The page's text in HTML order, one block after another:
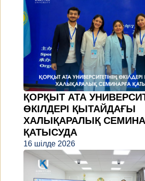
ҚОРҚЫТ АТА
ӨКІЛДЕРІ ҚЫТАЙДАҒЫ
ХАЛЫҚАРАЛЫҚ
ҚАТЫСУДА
16 шілде 2026